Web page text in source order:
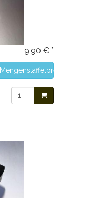
9,90 € *
Mengenstaffelpreise